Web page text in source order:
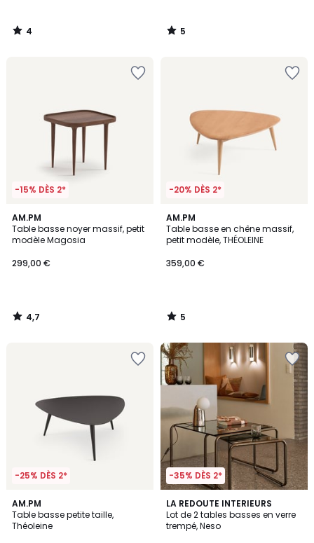
4
/
5
/
-15% DÈS 2*
AM.PM
Table basse noyer massif, petit
modèle Magosia
299,00 €
4,7
/ 5
4,7
/
-20% DÈS 2*
AM.PM
Table basse en chêne massif,
petit modèle, THÉOLEINE
359,00 €
5
/
5
5
/
-25% DÈS 2*
AM.PM
Table basse petite taille,
Théoleine
-35% DÈS 2*
LA REDOUTE INTERIEURS
Lot de 2 tables basses en verre
trempé, Neso
4,3
/ 5